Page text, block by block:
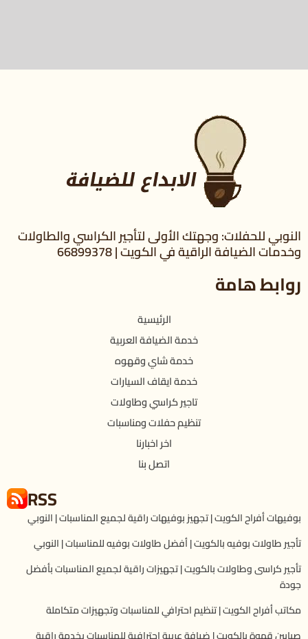
النوبي للحفلات: وجهتك الأولى لتأجير الكراسي والطاولات
وخدمات الضيافة الراقية في الكويت | 66899378
روابط هامة
الرئيسية
خدمة الضيافة العربية
خدمة شاي وقهوه
خدمة ايقاف السيارات
تاجير كراسي وطاولات
تنظيم حفلات ومناسبات
اخر اخبارنا
اتصل بنا
RSS
بوفيهات أفراح الكويت | تجهيز بوفيهات راقية لجميع المناسبات | النوبي
تأجير طاولات بوفيه بالكويت | أفضل طاولات بوفيه للمناسبات | النوبي
تأجير كراسى وطاولات بالكويت | تجهيزات راقية لجميع المناسبات بأفضل
جودة
مكاتب أفراح الكويت | تنظيم احترافي للمناسبات وتجهيزات متكاملة